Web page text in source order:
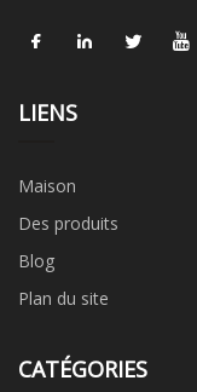
LIENS
Maison
Des produits
Blog
Plan du site
CATÉGORIES